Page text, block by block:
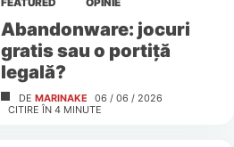
FEATURED OPINIE
Abandonware: jocuri
gratis sau o portiță
legală?
DE MARINAKE
06 / 06 / 2026
CITIRE ÎN 4 MINUTE